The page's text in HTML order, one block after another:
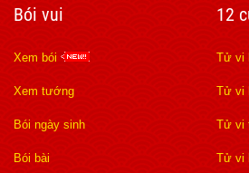
Bói vui
Xem bói
Xem tướng
Bói ngày sinh
Bói bài
12
Tử vi
Tử vi
Tử vi
Tử vi